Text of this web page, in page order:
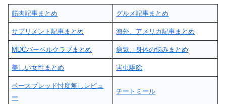
筋肉記事まとめ グルメ記事まとめ
サプリメント記事まとめ 海外、アメリカ記事まとめ
MDCバーベルクラブまとめ 病気、身体の悩みまとめ
美しい女性まとめ 害虫駆除
ベースブレッド忖度無しレビュ
ー
チートミール